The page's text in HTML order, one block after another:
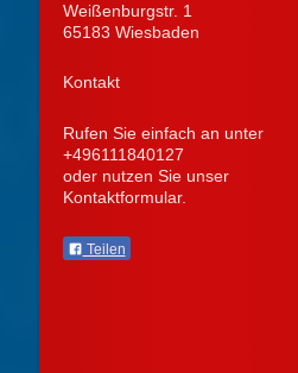
Weißenburgstr. 1
65183 Wiesbaden
Kontakt
Rufen Sie einfach an unter
+496111840127
oder nutzen Sie unser
Kontaktformular.
Teilen